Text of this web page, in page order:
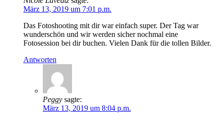
März 13, 2019 um 7:01 p.m.
Das Fotoshooting mit dir war einfach super. Der Tag war
wunderschön und wir werden sicher nochmal eine
Fotosession bei dir buchen. Vielen Dank für die tollen Bilder.
Antworten
Peggy sagte:
März 13, 2019 um 8:04 p.m.